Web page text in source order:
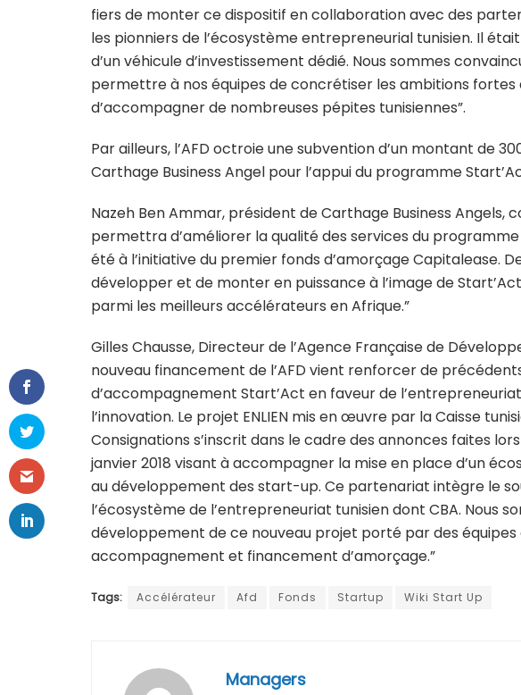
fiers de monter ce dispositif en collaboration avec des
les pionniers de l’écosystème entrepreneurial tunisien. Il
d’un véhicule d’investissement dédié. Nous sommes
permettre à nos équipes de concrétiser les ambitions fortes
d’accompagner de nombreuses pépites tunisiennes”.
Par ailleurs, l’AFD octroie une subvention d’un montant de
Carthage Business Angel pour l’appui du programme
Nazeh Ben Ammar, président de Carthage Business
permettra d’améliorer la qualité des services du
été à l’initiative du premier fonds d’amorçage Capitalease.
développer et de monter en puissance à l’image de
parmi les meilleurs accélérateurs en Afrique.”
Gilles Chausse, Directeur de l’Agence Française de
nouveau financement de l’AFD vient renforcer de
d’accompagnement Start’Act en faveur de
l’innovation. Le projet ENLIEN mis en œuvre par la Caisse
Consignations s’inscrit dans le cadre des annonces faites
janvier 2018 visant à accompagner la mise en place d’un
au développement des start-up. Ce partenariat intègre le
l’écosystème de l’entrepreneuriat tunisien dont CBA. Nous
développement de ce nouveau projet porté par des
accompagnement et financement d’amorçage.”
Tags: Accélérateur Afd Fonds Startup Wiki Start Up
Managers